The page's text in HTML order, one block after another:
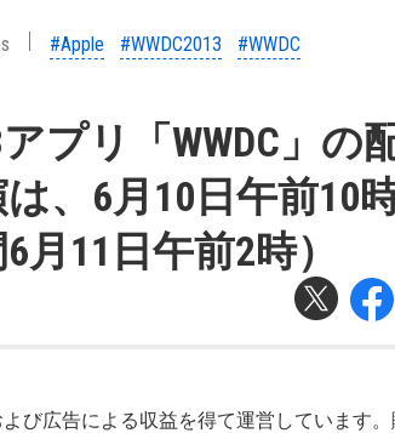
#Apple #WWDC2013 #WWDC
アプリ「WWDC」の
、6月10日午前10
11日午前2時）
び広告による収益を得て運営しています。